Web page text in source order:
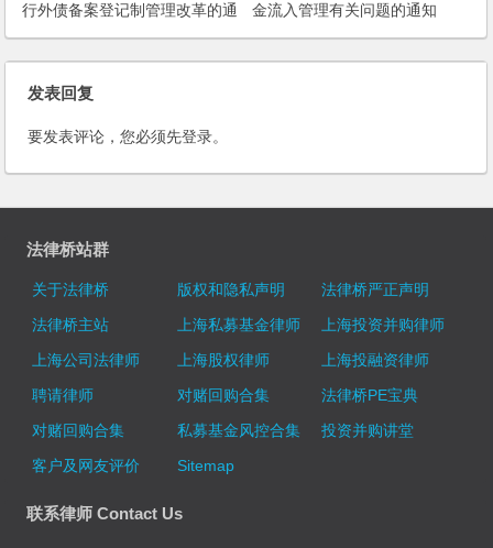
行外债备案登记制管理改革的通
知
金流入管理有关问题的通知
(〔2013〕20号)
发表回复
要发表评论，您必须先登录。
法律桥站群
关于法律桥 版权和隐私声明
法律桥严正声明
法律桥主站
上海私募基金律师
上海投资并购律师
上海公司法律师
上海股权律师
上海投融资律师
聘请律师
对赌回购合集
法律桥PE宝典
对赌回购合集
私募基金风控合集
投资并购讲堂
客户及网友评价
Sitemap
联系律师 Contact Us